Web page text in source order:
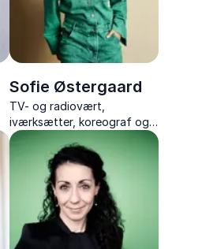
Sofie Østergaard
TV- og radiovært,
iværksætter, koreograf og
forfatter, der inspirerer til
overskud, investering og et
liv i balance.